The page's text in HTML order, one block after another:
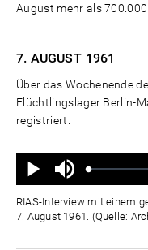
August mehr als 700.000
7. AUGUST 1961
Über das Wochenende
Flüchtlingslager Berlin-
registriert.
Wiedergabe
Ton
aus
Geladen:
Status:
RIAS-Interview mit einem
7. August 1961. (Quelle: